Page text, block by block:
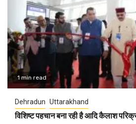
1 min read
Dehradun Uttarakhand
विशिष्ट पहचान बना रही है आदि कैलाश